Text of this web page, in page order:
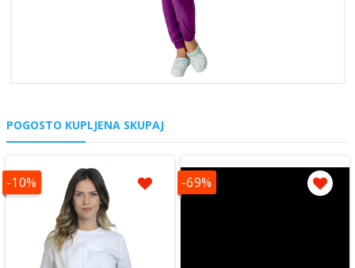
POGOSTO KUPLJENA SKUPAJ
-10% -69%